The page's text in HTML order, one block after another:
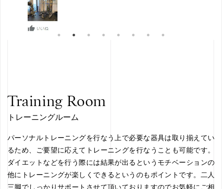
Training Room
トレーニングルーム
パーソナルトレーニングを行なう上で必要な器具は取り揃えてい
るため、ご要望に応えてトレーニングを行なうことも可能です。
ダイエットなどを行う際には結果が出るというモチベーションの
他にトレーニングが楽しくできるというのもポイントです。二人
三脚でしっかりサポートさせて頂いておりますのでお気軽にご相